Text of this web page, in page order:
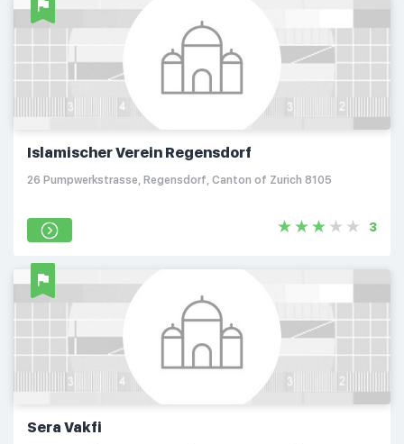
Islamischer Verein Regensdorf
26 Pumpwerkstrasse, Regensdorf, Canton of Zurich 8105
3
Sera Vakfi